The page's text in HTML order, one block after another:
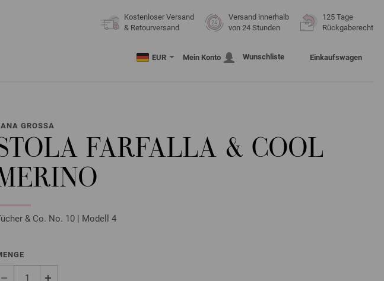
Kostenloser Versand
& Retourversand
Versand innerhalb
von 24 Stunden
125 Tage
Rückgaberecht
EUR Mein Konto Wunschliste Einkaufswagen
GROSSA
FARFALLA & COOL
& Co. No. 10 | Modell 4